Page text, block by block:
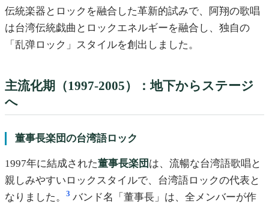
伝統楽器とロックを融合した革新的試みで、阿翔の歌唱
は台湾伝統戯曲とロックエネルギーを融合し、独自の
「乱弹ロック」スタイルを創出しました。
主流化期（1997-2005）：地下からステージ
へ
董事長楽団の台湾語ロック
1997年に結成された董事長楽団 は、流暢な台湾語歌唱と
親しみやすいロックスタイルで、台湾語ロックの代表と
なりました。
3 バンド名「董事長」は、全メンバーが作